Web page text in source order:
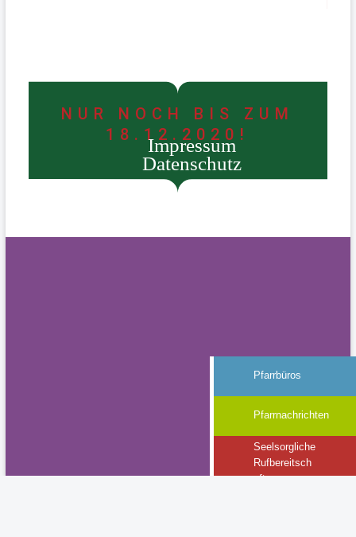
Pfarrbüros
Pfarrnachrichten
Seelsorgliche
Rufbereitsch
aft
NUR NOCH BIS ZUM
18.12.2020!
Impressum
Datenschutz